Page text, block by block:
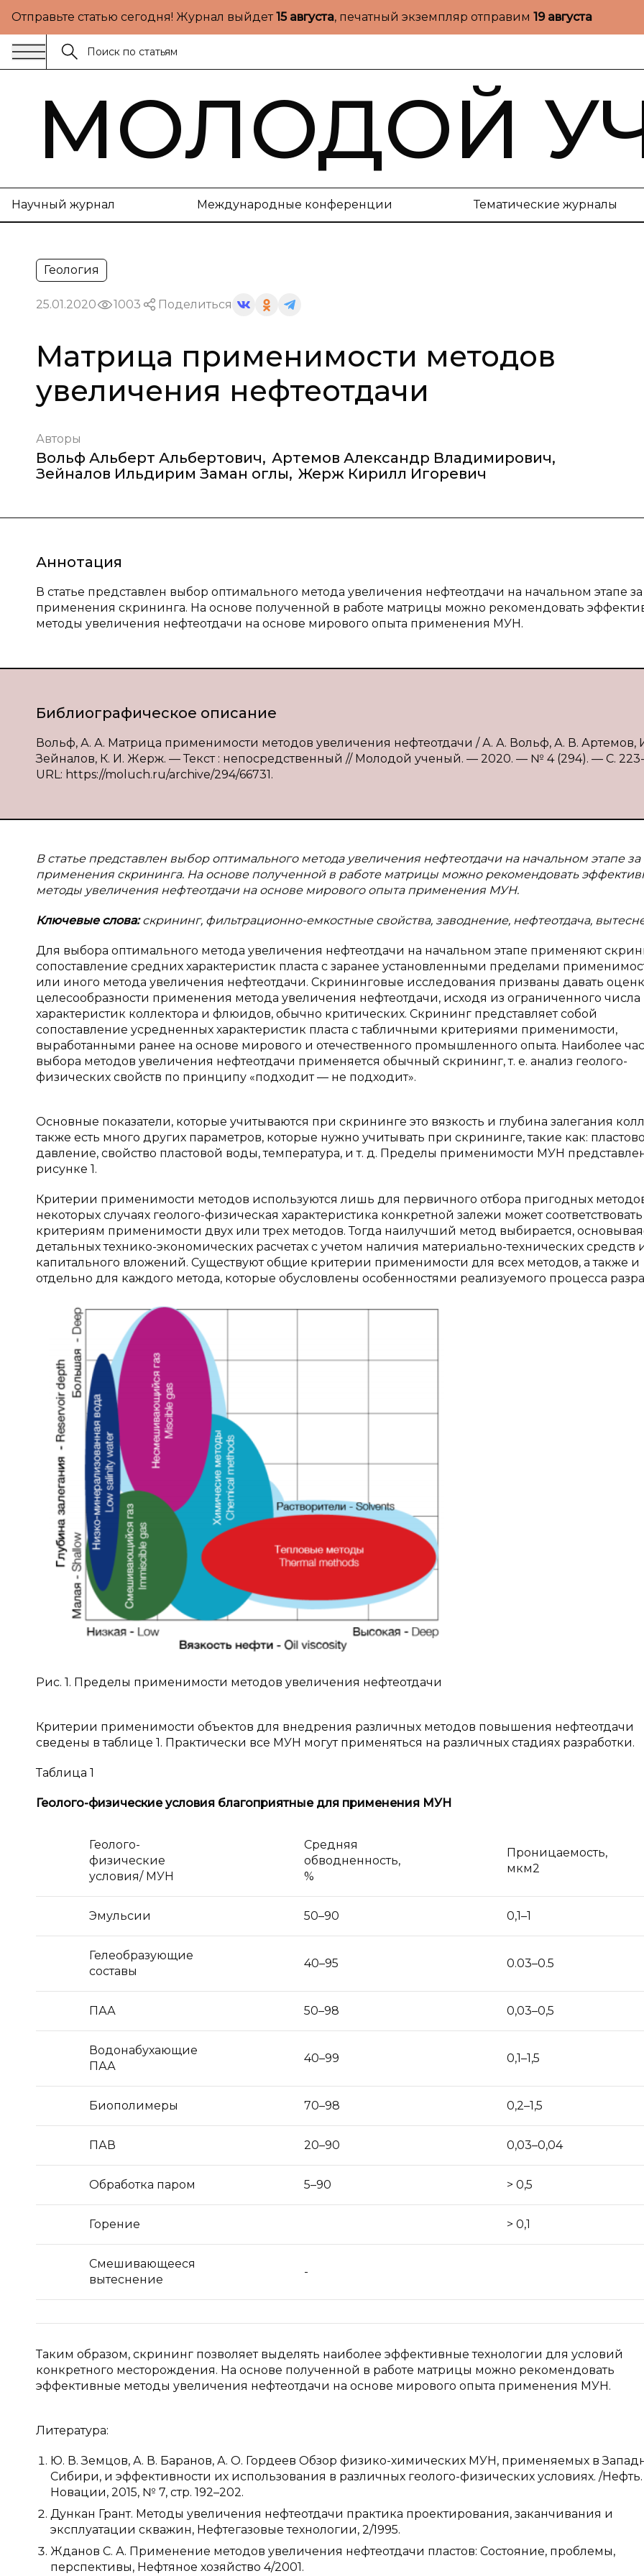
Отправьте статью сегодня! Журнал выйдет15 августа, печатный экземпляр отправим 19 августа
МОЛОДОЙ
Научный журнал Международные конференции Тематические журналы
Геология
25.01.2020 1003 Поделиться
Матрица применимости методов
увеличения нефтеотдачи
Авторы
Вольф Альберт Альбертович, Артемов Александр Владимирович,
Зейналов Ильдирим Заман оглы, Жерж Кирилл Игоревич
Аннотация
В статье представлен выбор оптимального метода увеличения нефтеотдачи на начальном этапе за
применения скрининга. На основе полученной в работе матрицы можно рекомендовать
методы увеличения нефтеотдачи на основе мирового опыта применения МУН.
Библиографическое описание
Вольф, А. А. Матрица применимости методов увеличения нефтеотдачи / А. А. Вольф, А. В. Артемов,
Зейналов, К. И. Жерж. — Текст : непосредственный // Молодой ученый. — 2020. — № 4 (294). — С.
URL: https://moluch.ru/archive/294/66731.
В статье представлен выбор оптимального метода увеличения нефтеотдачи на начальном этапе за
применения скрининга. На основе полученной в работе матрицы можно рекомендовать
методы увеличения нефтеотдачи на основе мирового опыта применения МУН.
Ключевые слова:скрининг, фильтрационно-емкостные свойства, заводнение, нефтеотдача,
Для выбора оптимального метода увеличения нефтеотдачи на начальном этапе применяют
сопоставление средних характеристик пласта с заранее установленными пределами
или иного метода увеличения нефтеотдачи. Скрининговые исследования призваны давать
целесообразности применения метода увеличения нефтеотдачи, исходя из ограниченного числа
характеристик коллектора и флюидов, обычно критических. Скрининг представляет собой
сопоставление усредненных характеристик пласта с табличными критериями применимости,
выработанными ранее на основе мирового и отечественного промышленного опыта. Наиболее
выбора методов увеличения нефтеотдачи применяется обычный скрининг, т. е. анализ геолого-
физических свойств по принципу «подходит — не подходит».
Основные показатели, которые учитываются при скрининге это вязкость и глубина залегания
также есть много других параметров, которые нужно учитывать при скрининге, такие как:
давление, свойство пластовой воды, температура, и т. д. Пределы применимости МУН
рисунке 1.
Критерии применимости методов используются лишь для первичного отбора пригодных
некоторых случаях геолого-физическая характеристика конкретной залежи может соответствовать
критериям применимости двух или трех методов. Тогда наилучший метод выбирается,
детальных технико-экономических расчетах с учетом наличия материально-технических средств
капитального вложений. Существуют общие критерии применимости для всех методов, а также и
отдельно для каждого метода, которые обусловлены особенностями реализуемого процесса
Рис. 1. Пределы применимости методов увеличения нефтеотдачи
Критерии применимости объектов для внедрения различных методов повышения нефтеотдачи
сведены в таблице 1. Практически все МУН могут применяться на различных стадиях разработки.
Таблица 1
Геолого-физические условия благоприятные для применения МУН
Геолого-
физические
условия/ МУН
Средняя
обводненность,
%
Проницаемость,
мкм2
Эмульсии 50–90 0,1–1
Гелеобразующие
составы
40–95 0.03–0.5
ПАА 50–98 0,03–0,5
Водонабухающие
ПАА
40–99 0,1–1,5
Биополимеры 70–98 0,2–1,5
ПАВ 20–90 0,03–0,04
Обработка паром 5–90 > 0,5
Горение > 0,1
Смешивающееся
вытеснение
-
Таким образом, скрининг позволяет выделять наиболее эффективные технологии для условий
конкретного месторождения. На основе полученной в работе матрицы можно рекомендовать
эффективные методы увеличения нефтеотдачи на основе мирового опыта применения МУН.
Литература:
Ю. В. Земцов, А. В. Баранов, А. О. Гордеев Обзор физико-химических МУН, применяемых в
Сибири, и эффективности их использования в различных геолого-физических условиях. /Нефть.
Новации, 2015, № 7, стр. 192–202.
Дункан Грант. Методы увеличения нефтеотдачи практика проектирования, заканчивания и
эксплуатации скважин, Нефтегазовые технологии, 2/1995.
Жданов С. А. Применение методов увеличения нефтеотдачи пластов: Состояние, проблемы,
перспективы, Нефтяное хозяйство 4/2001.